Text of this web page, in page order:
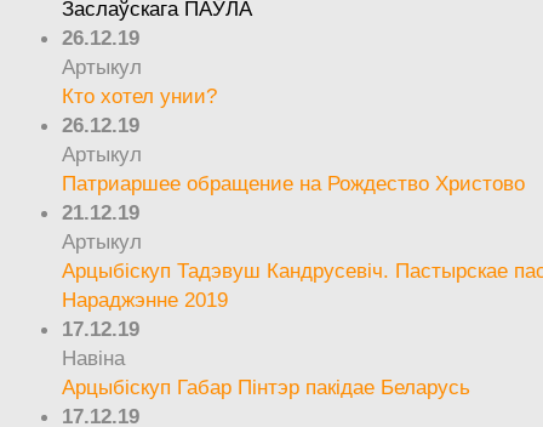
Заслаўскага ПАЎЛА
26.12.19
Артыкул
Кто хотел унии?
26.12.19
Артыкул
Патриаршее обращение на Рождество Христово
21.12.19
Артыкул
Арцыбіскуп Тадэвуш Кандрусевіч. Пастырскае
Нараджэнне 2019
17.12.19
Навіна
Арцыбіскуп Габар Пінтэр пакідае Беларусь
17.12.19